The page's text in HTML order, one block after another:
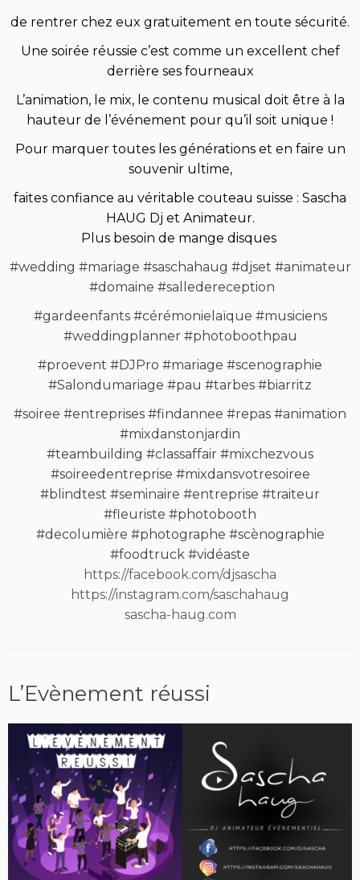
de rentrer chez eux gratuitement en toute sécurité.
Une soirée réussie c’est comme un excellent chef
derrière ses fourneaux
L’animation, le mix, le contenu musical doit être à la
hauteur de l’événement pour qu’il soit unique !
Pour marquer toutes les générations et en faire un
souvenir ultime,
faites confiance au véritable couteau suisse : Sascha
HAUG Dj et Animateur.
Plus besoin de mange disques
#wedding #mariage #saschahaug #djset #animateur
#domaine #salledereception
#gardeenfants #cérémonielaïque #musiciens
#weddingplanner #photoboothpau
#proevent #DJPro #mariage #scenographie
#Salondumariage #pau #tarbes #biarritz
#soiree #entreprises #findannee #repas #animation
#mixdanstonjardin
#teambuilding #classaffair #mixchezvous
#soireedentreprise #mixdansvotresoiree
#blindtest #seminaire #entreprise #traiteur
#fleuriste #photobooth
#decolumière #photographe #scènographie
#foodtruck #vidéaste
https://facebook.com/djsascha
https://instagram.com/saschahaug
sascha-haug.com
L’Evènement réussi